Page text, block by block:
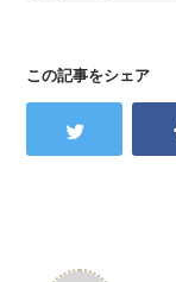
この記事をシェア